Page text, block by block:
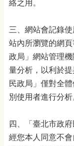
絡之用。
三、網站會記錄
站內所瀏覽的網
政局」網站管理
量分析，以利於
民政局」僅對全
別使用者進行分析
四、「臺北市政
經您本人同意不